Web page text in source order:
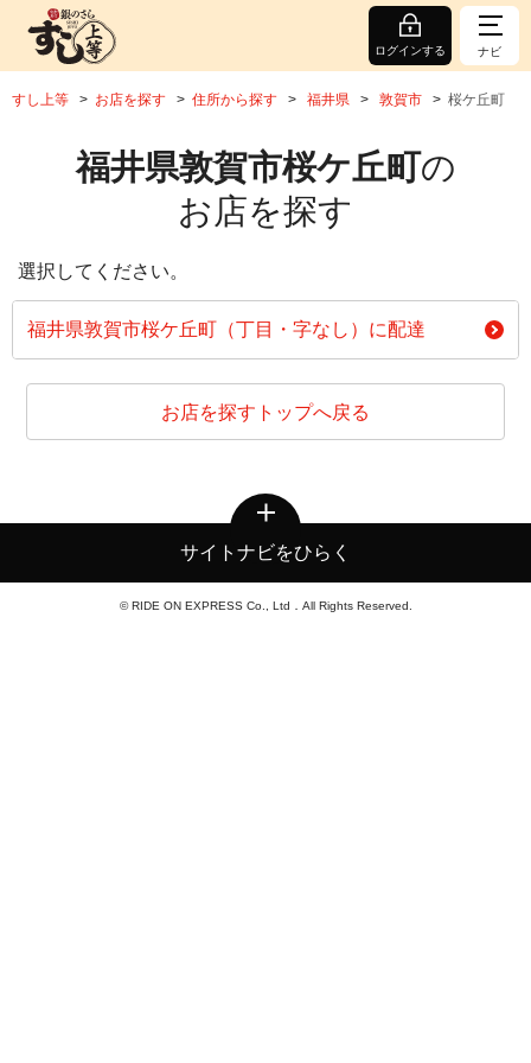
ログインする ナビ
すし上等 お店を探す 住所から探す 福井県 敦賀市 桜ケ丘町
福井県敦賀市桜ケ丘町の
お店を探す
選択してください。
福井県敦賀市桜ケ丘町（丁目・字なし）に配達
お店を探すトップへ戻る
サイトナビをひらく
© RIDE ON EXPRESS Co., Ltd．All Rights Reserved.